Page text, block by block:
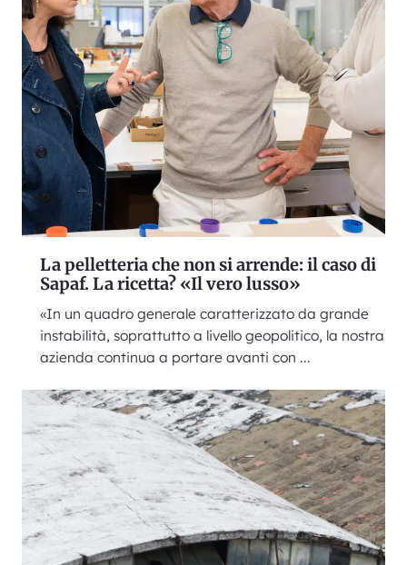
La pelletteria che non si arrende: il caso di
Sapaf. La ricetta? «Il vero lusso»
«In un quadro generale caratterizzato da grande
instabilità, soprattutto a livello geopolitico, la nostra
azienda continua a portare avanti con ...